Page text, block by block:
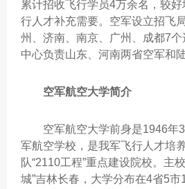
累计招收飞行学员4万余名，较
行人才补充需要。空军设立招飞
州、济南、南京、广州、成都7
中心负责山东、河南两省空军和
空军航空大学简介
空军航空大学前身是1946年3
军航空学校，是我军飞行人才培
队“2110工程”重点建设院校。主
城”吉林长春，大学分布在4省5